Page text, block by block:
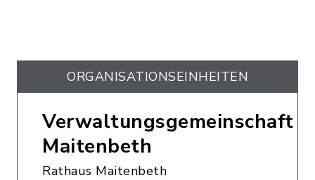
ORGANISATIONS­EINHEITEN
Verwaltungsgemeinschaft
Maitenbeth
Rathaus Maitenbeth